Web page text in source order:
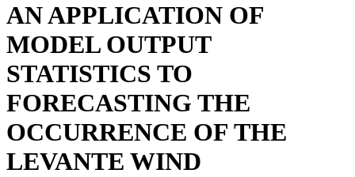
AN APPLICATION OF
MODEL OUTPUT
STATISTICS TO
FORECASTING THE
OCCURRENCE OF THE
LEVANTE WIND